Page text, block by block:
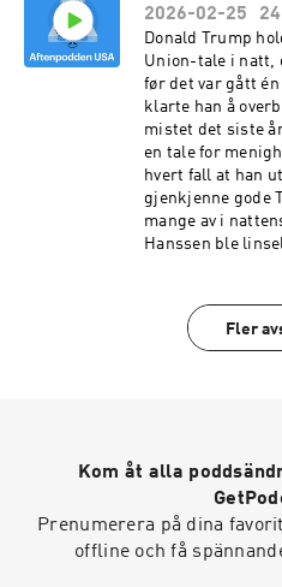
2026-02-25
Donald Trump
Union-tale i natt,
før det var gått
klarte han å
mistet det siste
en tale for
hvert fall at han
gjenkjenne gode
mange av i
Hanssen ble
Kenny Holston /
Fler
Kom åt alla
Prenumerera på dina
offline och få